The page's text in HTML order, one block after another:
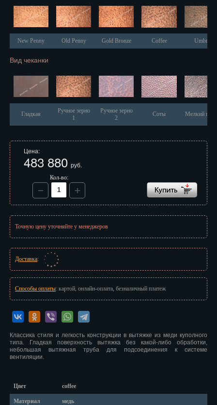
Иваново
Ижевск
Иркутск
Казань
Кемерово
Краснодар
Красноярск
Курган
Кызыл
Магас
Майкоп
Мурманск
New Penny Old Penny Gold Bronze Coffee Umbra
Вид чеканки
Гладкая
Ручное зерно
1
Ручное зерно
2
Соты Мелкий
Цена:
483 880 руб.
Кол-во:
Точную цену уточняйте у менеджеров
Доставка:
Способы оплаты: картой, онлайн-оплата, безналичный платеж
Классика стиля и легкость конструкции в вытяжке из меди куполного
типа. Гладкая поверхность вытяжка без какой-либо обработки,
небольшая вытяжная труба для подсоединения к системе
вентиляции.
Цвет coffee
Материал медь